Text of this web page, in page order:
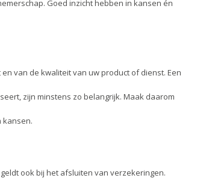
Goed inzicht hebben in kansen én
van de kwaliteit van uw product of dienst. Een
zijn minstens zo belangrijk. Maak daarom
kansen.
ook bij het afsluiten van verzekeringen.